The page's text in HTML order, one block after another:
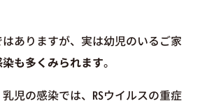
ありますが、実は幼児のいるご家
も多くみられます。
児の感染では、RSウイルスの重症